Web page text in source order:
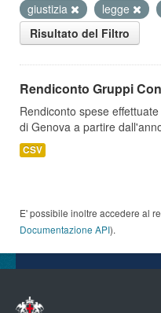
giustizia
legge
Risultato del Filtro
Rendiconto Gruppi
Rendiconto spese
di Genova a partire
CSV
E' possibile inoltre accedere al
Documentazione API).